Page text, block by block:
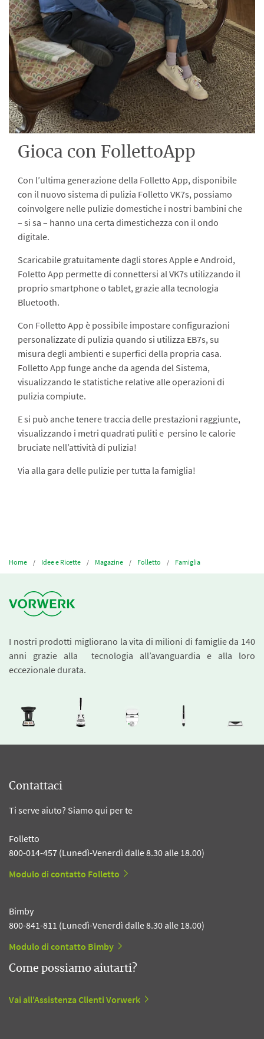
Gioca con FollettoApp
Con l’ultima generazione della Folletto App, disponibile
con il nuovo sistema di pulizia Folletto VK7s, possiamo
coinvolgere nelle pulizie domestiche i nostri bambini che
– si sa – hanno una certa dimestichezza con il ondo
digitale.
Scaricabile gratuitamente dagli stores Apple e Android,
Foletto App permette di connettersi al VK7s utilizzando il
proprio smartphone o tablet, grazie alla tecnologia
Bluetooth.
Con Folletto App è possibile impostare configurazioni
personalizzate di pulizia quando si utilizza EB7s, su
misura degli ambienti e superfici della propria casa.
Folletto App funge anche da agenda del Sistema,
visualizzando le statistiche relative alle operazioni di
pulizia compiute.
E si può anche tenere traccia delle prestazioni raggiunte,
visualizzando i metri quadrati puliti e persino le calorie
bruciate nell’attività di pulizia!
Via alla gara delle pulizie per tutta la famiglia!
Home Idee e Ricette Magazine Folletto Famiglia
I nostri prodotti migliorano la vita di milioni di famiglie da 140
anni grazie alla tecnologia all’avanguardia e alla loro
eccezionale durata.
Contattaci
Ti serve aiuto? Siamo qui per te
Folletto
800-014-457 (Lunedì-Venerdì dalle 8.30 alle 18.00)
Modulo di contatto Folletto
Bimby
800-841-811 (Lunedì-Venerdì dalle 8.30 alle 18.00)
Modulo di contatto Bimby
Come possiamo aiutarti?
Vai all'Assistenza Clienti Vorwerk